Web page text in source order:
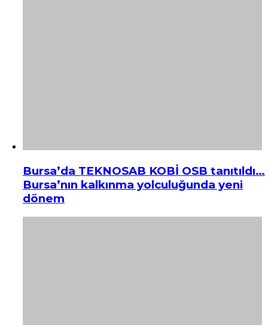
Bursa’da TEKNOSAB KOBİ OSB tanıtıldı…
Bursa’nın kalkınma yolculuğunda yeni
dönem